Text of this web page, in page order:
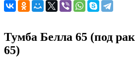
Тумба Белла 65 (под
65)